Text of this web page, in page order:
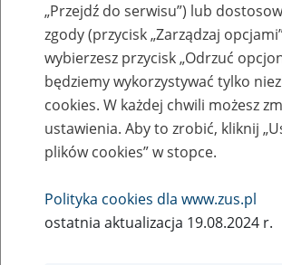
Lista kandydatów/-ek i
naboru
Jednostka ZUS:
Data publikacji od
„Przejdź do serwisu”) lub
zgody (przycisk „Zarządzaj
wybierzesz przycisk „Odrzuć
będziemy wykorzystywać tylko
cookies. W każdej chwili możesz
ustawienia. Aby to zrobić, kliknij
plików cookies” w stopce.
Polityka cookies dla www.zus.pl
ostatnia aktualizacja 19.08.2024 r.